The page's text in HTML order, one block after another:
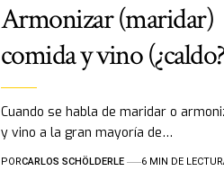
Armonizar (maridar)
comida y vino
Cuando se habla de maridar o
y vino a la gran mayoría de…
PORCARLOS SCHÖLDERLE 6 MIN DE